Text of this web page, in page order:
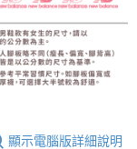
顯示電腦版詳細說明